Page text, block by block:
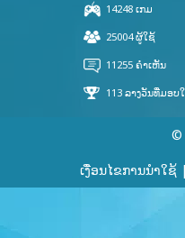
©
ເງື່ອນໄຂການນໍາໃຊ້ |